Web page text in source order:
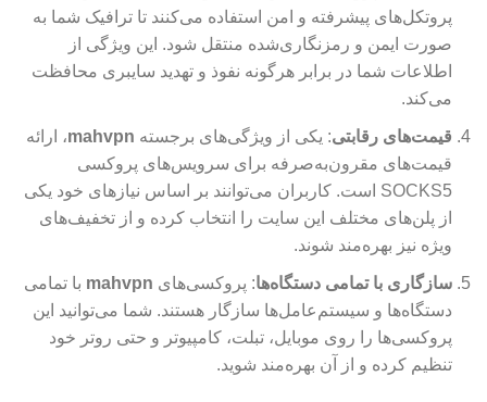
پروتکل‌های پیشرفته و امن استفاده می‌کنند تا ترافیک شما به
صورت ایمن و رمزنگاری‌شده منتقل شود. این ویژگی از
اطلاعات شما در برابر هرگونه نفوذ و تهدید سایبری محافظت
می‌کند.
قیمت‌های رقابتی: یکی از ویژگی‌های برجسته mahvpn، ارائه
قیمت‌های مقرون‌به‌صرفه برای سرویس‌های پروکسی
SOCKS5 است. کاربران می‌توانند بر اساس نیازهای خود یکی
از پلن‌های مختلف این سایت را انتخاب کرده و از تخفیف‌های
ویژه نیز بهره‌مند شوند.
سازگاری با تمامی دستگاه‌ها: پروکسی‌های mahvpn با تمامی
دستگاه‌ها و سیستم‌عامل‌ها سازگار هستند. شما می‌توانید این
پروکسی‌ها را روی موبایل، تبلت، کامپیوتر و حتی روتر خود
تنظیم کرده و از آن بهره‌مند شوید.